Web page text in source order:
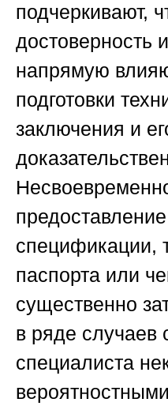
подчеркивают,
достоверность
напрямую
подготовки
заключения и
спецификации,
паспорта или
существенно
в ряде случаев
специалиста